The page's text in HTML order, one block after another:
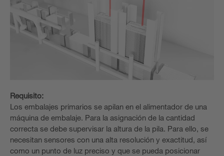
Requisito:
Los embalajes primarios se apilan en el alimentador de una
máquina de embalaje. Para la asignación de la cantidad
correcta se debe supervisar la altura de la pila. Para ello, se
necesitan sensores con una alta resolución y exactitud, así
como un punto de luz preciso y que se pueda posicionar